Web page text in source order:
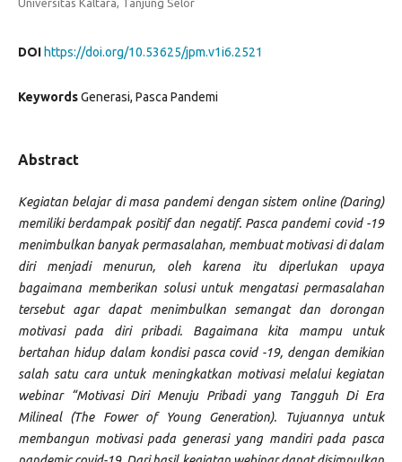
Universitas Kaltara, Tanjung Selor
DOI https://doi.org/10.53625/jpm.v1i6.2521
KeywordsGenerasi, Pasca Pandemi
Abstract
Kegiatan belajar di masa pandemi dengan sistem online (Daring)
memiliki berdampak positif dan negatif. Pasca pandemi covid -19
menimbulkan banyak permasalahan, membuat motivasi di dalam
diri menjadi menurun, oleh karena itu diperlukan upaya
bagaimana memberikan solusi untuk mengatasi permasalahan
tersebut agar dapat menimbulkan semangat dan dorongan
motivasi pada diri pribadi. Bagaimana kita mampu untuk
bertahan hidup dalam kondisi pasca covid -19, dengan demikian
salah satu cara untuk meningkatkan motivasi melalui kegiatan
webinar “Motivasi Diri Menuju Pribadi yang Tangguh Di Era
Milineal (The Fower of Young Generation). Tujuannya untuk
membangun motivasi pada generasi yang mandiri pada pasca